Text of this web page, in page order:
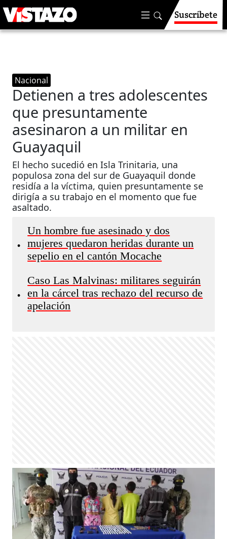
Suscríbete
Nacional
Detienen a tres adolescentes
que presuntamente
asesinaron a un militar en
Guayaquil
El hecho sucedió en Isla Trinitaria, una
populosa zona del sur de Guayaquil donde
residía a la víctima, quien presuntamente se
dirigía a su trabajo en el momento que fue
asaltado.
•
Un hombre fue asesinado y dos
mujeres quedaron heridas durante un
sepelio en el cantón Mocache
•
Caso Las Malvinas: militares seguirán
en la cárcel tras rechazo del recurso de
apelación